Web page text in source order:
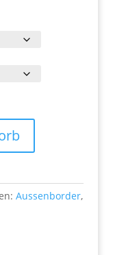
Aussenborder,